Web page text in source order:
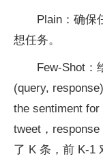
Plain：确保
想任务。
Few-Shot：
(query,
the sentiment
tweet，response
了 K 条，前 K-1